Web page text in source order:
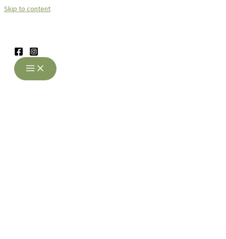
Skip to content